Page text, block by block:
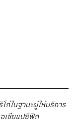
ก้ในฐานะผู้ให้บริการ
เชียแปซิฟิก